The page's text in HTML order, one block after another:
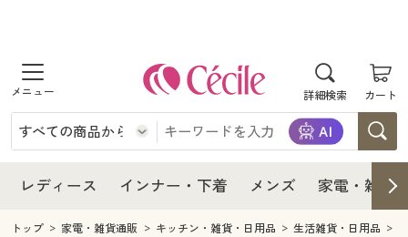
詳細検索 カート
商品を探す
レディース
レディースファッション
インナー・下着
インナー・下着通販すべて
メンズ
レディース インナー・下着 メンズ 家電・雑貨
レディース
レディース通販すべて
レディースファッション
インナー・下着
インナー・下着通販すべて
メンズ
トップ 家電・雑貨通販 キッチン・雑貨・日用品 生活雑貨・日用品